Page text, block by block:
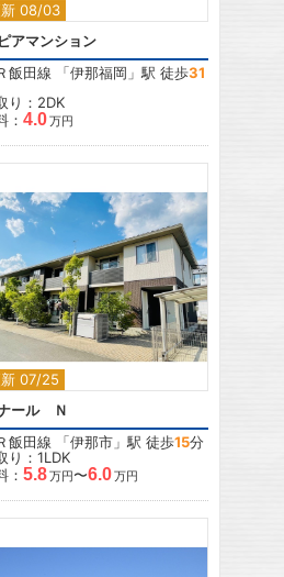
08/03
アマンション
飯田線 「伊那福岡 」駅 徒歩31
り：2DK
： 4.0万円
07/25
2 2
ール Ｎ
飯田線 「伊那市 」駅 徒歩15分
り：1LDK
： 5.8万円〜6.0万円